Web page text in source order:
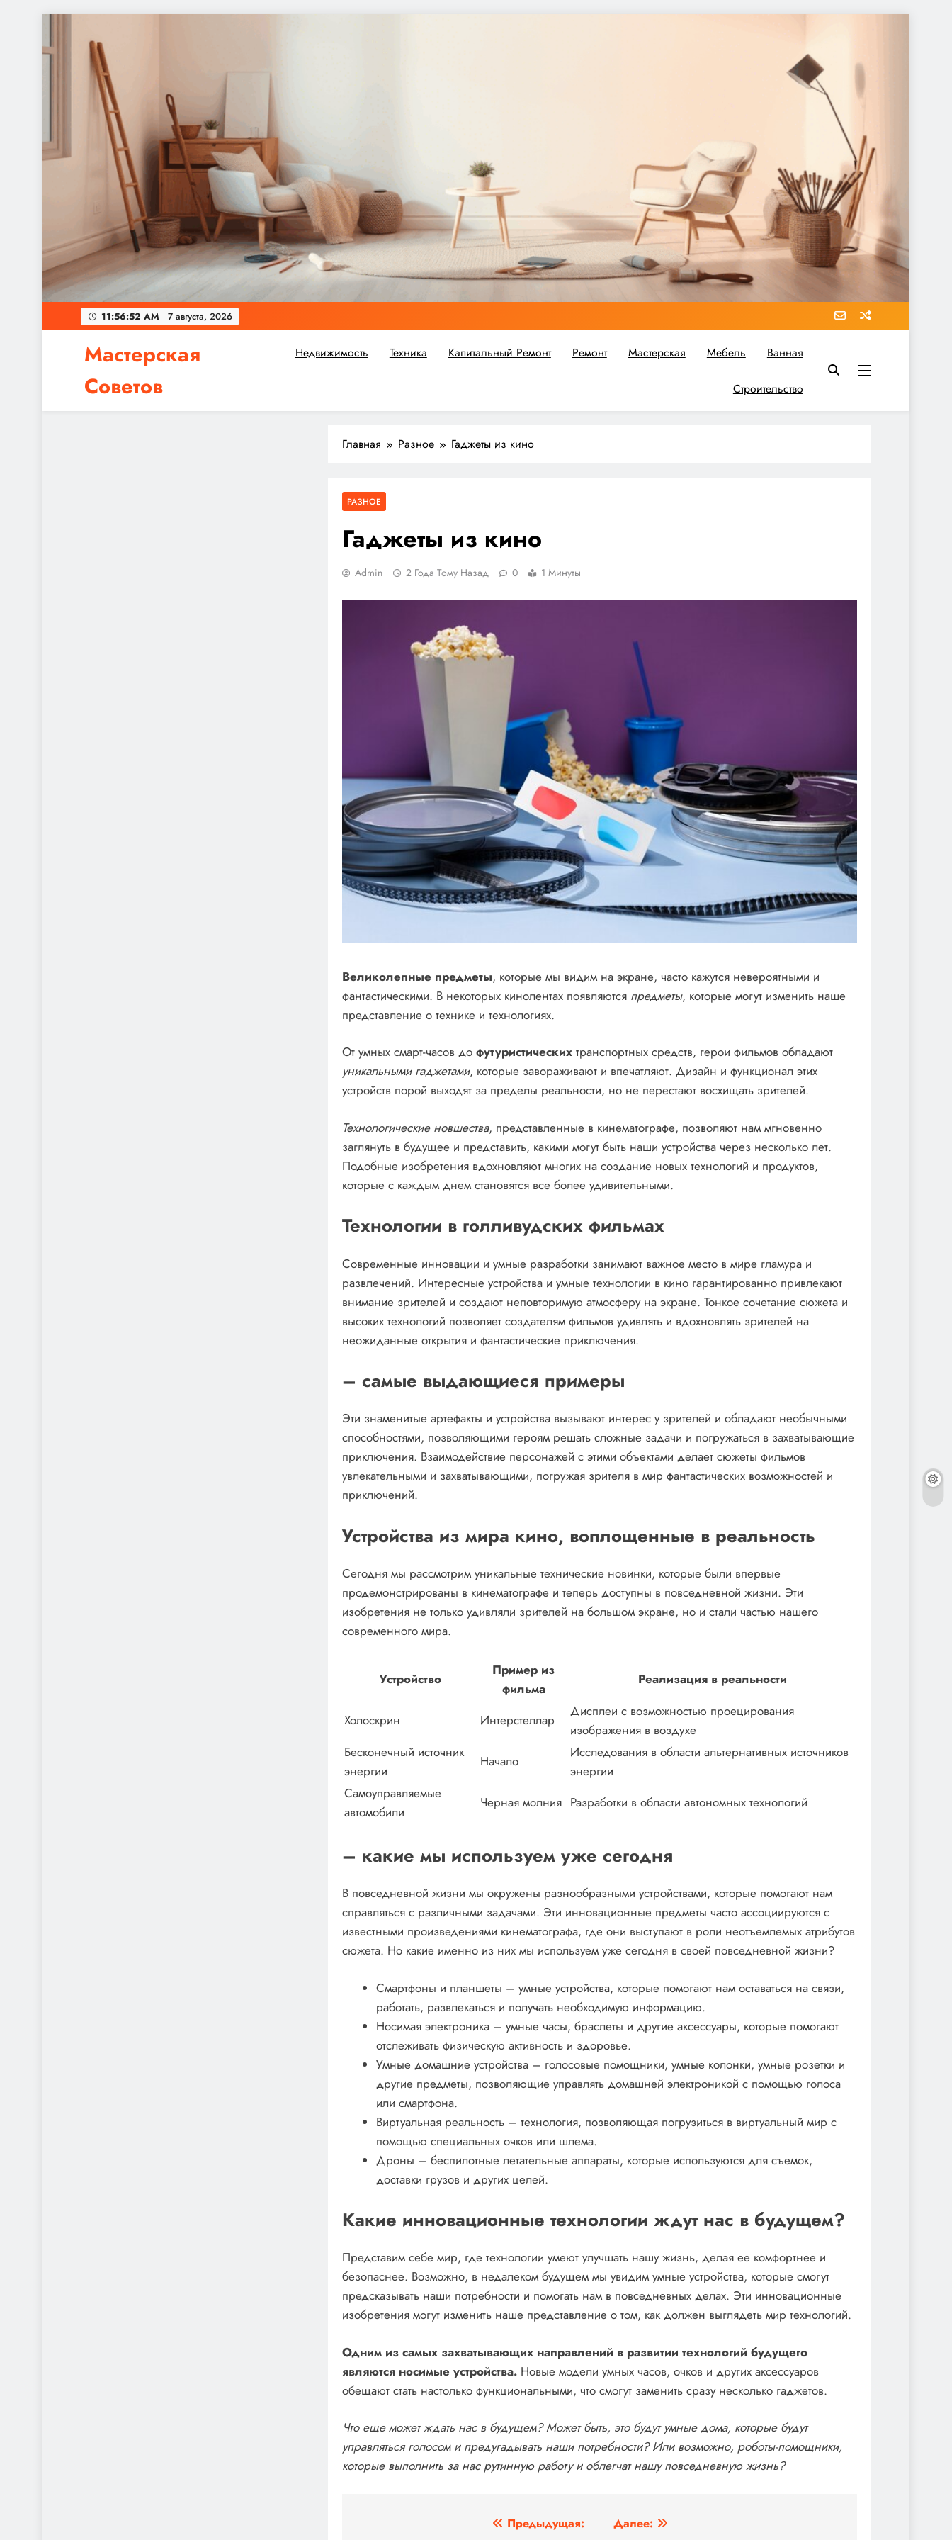
содержимому
11:56:53 AM 7 августа, 2026
Мастерская
Советов
Независимо от того, планируете ли вы небольшой ремонт или крупное строительство, в Мастерской Советов вы найдете все необходимое для реализации своих идей!
Недвижимость Техника Капитальный Ремонт Ремонт Мастерская Мебель Ванная
Строительство
Главная Разное Гаджеты из кино
РАЗНОЕ
Гаджеты из кино
Admin 2 Года Тому Назад 0 1 Минуты
Великолепные предметы, которые мы видим на экране, часто кажутся невероятными и
фантастическими. В некоторых кинолентах появляются предметы, которые могут изменить наше
представление о технике и технологиях.
От умных смарт-часов до футуристическихтранспортных средств, герои фильмов обладают
уникальными гаджетами, которые завораживают и впечатляют. Дизайн и функционал этих
устройств порой выходят за пределы реальности, но не перестают восхищать зрителей.
Технологические новшества, представленные в кинематографе, позволяют нам мгновенно
заглянуть в будущее и представить, какими могут быть наши устройства через несколько лет.
Подобные изобретения вдохновляют многих на создание новых технологий и продуктов,
которые с каждым днем становятся все более удивительными.
Технологии в голливудских фильмах
Современные инновации и умные разработки занимают важное место в мире гламура и
развлечений. Интересные устройства и умные технологии в кино гарантированно привлекают
внимание зрителей и создают неповторимую атмосферу на экране. Тонкое сочетание сюжета и
высоких технологий позволяет создателям фильмов удивлять и вдохновлять зрителей на
неожиданные открытия и фантастические приключения.
– самые выдающиеся примеры
Эти знаменитые артефакты и устройства вызывают интерес у зрителей и обладают необычными
способностями, позволяющими героям решать сложные задачи и погружаться в захватывающие
приключения. Взаимодействие персонажей с этими объектами делает сюжеты фильмов
увлекательными и захватывающими, погружая зрителя в мир фантастических возможностей и
приключений.
Устройства из мира кино, воплощенные в реальность
Сегодня мы рассмотрим уникальные технические новинки, которые были впервые
продемонстрированы в кинематографе и теперь доступны в повседневной жизни. Эти
изобретения не только удивляли зрителей на большом экране, но и стали частью нашего
современного мира.
Устройство
Пример из
фильма
Реализация в реальности
Холоскрин Интерстеллар
Дисплеи с возможностью проецирования
изображения в воздухе
Бесконечный источник
энергии
Начало
Исследования в области альтернативных источников
энергии
Самоуправляемые
автомобили
Черная молния Разработки в области автономных технологий
– какие мы используем уже сегодня
В повседневной жизни мы окружены разнообразными устройствами, которые помогают нам
справляться с различными задачами. Эти инновационные предметы часто ассоциируются с
известными произведениями кинематографа, где они выступают в роли неотъемлемых атрибутов
сюжета. Но какие именно из них мы используем уже сегодня в своей повседневной жизни?
Смартфоны и планшеты – умные устройства, которые помогают нам оставаться на связи,
работать, развлекаться и получать необходимую информацию.
Носимая электроника – умные часы, браслеты и другие аксессуары, которые помогают
отслеживать физическую активность и здоровье.
Умные домашние устройства – голосовые помощники, умные колонки, умные розетки и
другие предметы, позволяющие управлять домашней электроникой с помощью голоса
или смартфона.
Виртуальная реальность – технология, позволяющая погрузиться в виртуальный мир с
помощью специальных очков или шлема.
Дроны – беспилотные летательные аппараты, которые используются для съемок,
доставки грузов и других целей.
Какие инновационные технологии ждут нас в будущем?
Представим себе мир, где технологии умеют улучшать нашу жизнь, делая ее комфортнее и
безопаснее. Возможно, в недалеком будущем мы увидим умные устройства, которые смогут
предсказывать наши потребности и помогать нам в повседневных делах. Эти инновационные
изобретения могут изменить наше представление о том, как должен выглядеть мир технологий.
Одним из самых захватывающих направлений в развитии технологий будущего
являются носимые устройства. Новые модели умных часов, очков и других аксессуаров
обещают стать настолько функциональными, что смогут заменить сразу несколько гаджетов.
Что еще может ждать нас в будущем? Может быть, это будут умные дома, которые будут
управляться голосом и предугадывать наши потребности? Или возможно, роботы-помощники,
которые выполнить за нас рутинную работу и облегчат нашу повседневную жизнь?
Предыдущая: Далее: